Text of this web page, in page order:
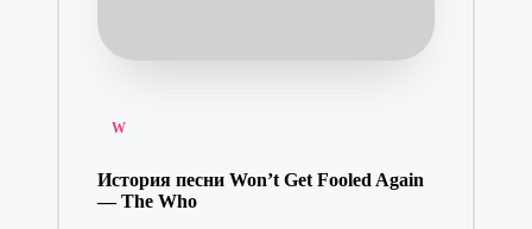
Posted
W
История песни Won’t Get Fooled Again
— The Who